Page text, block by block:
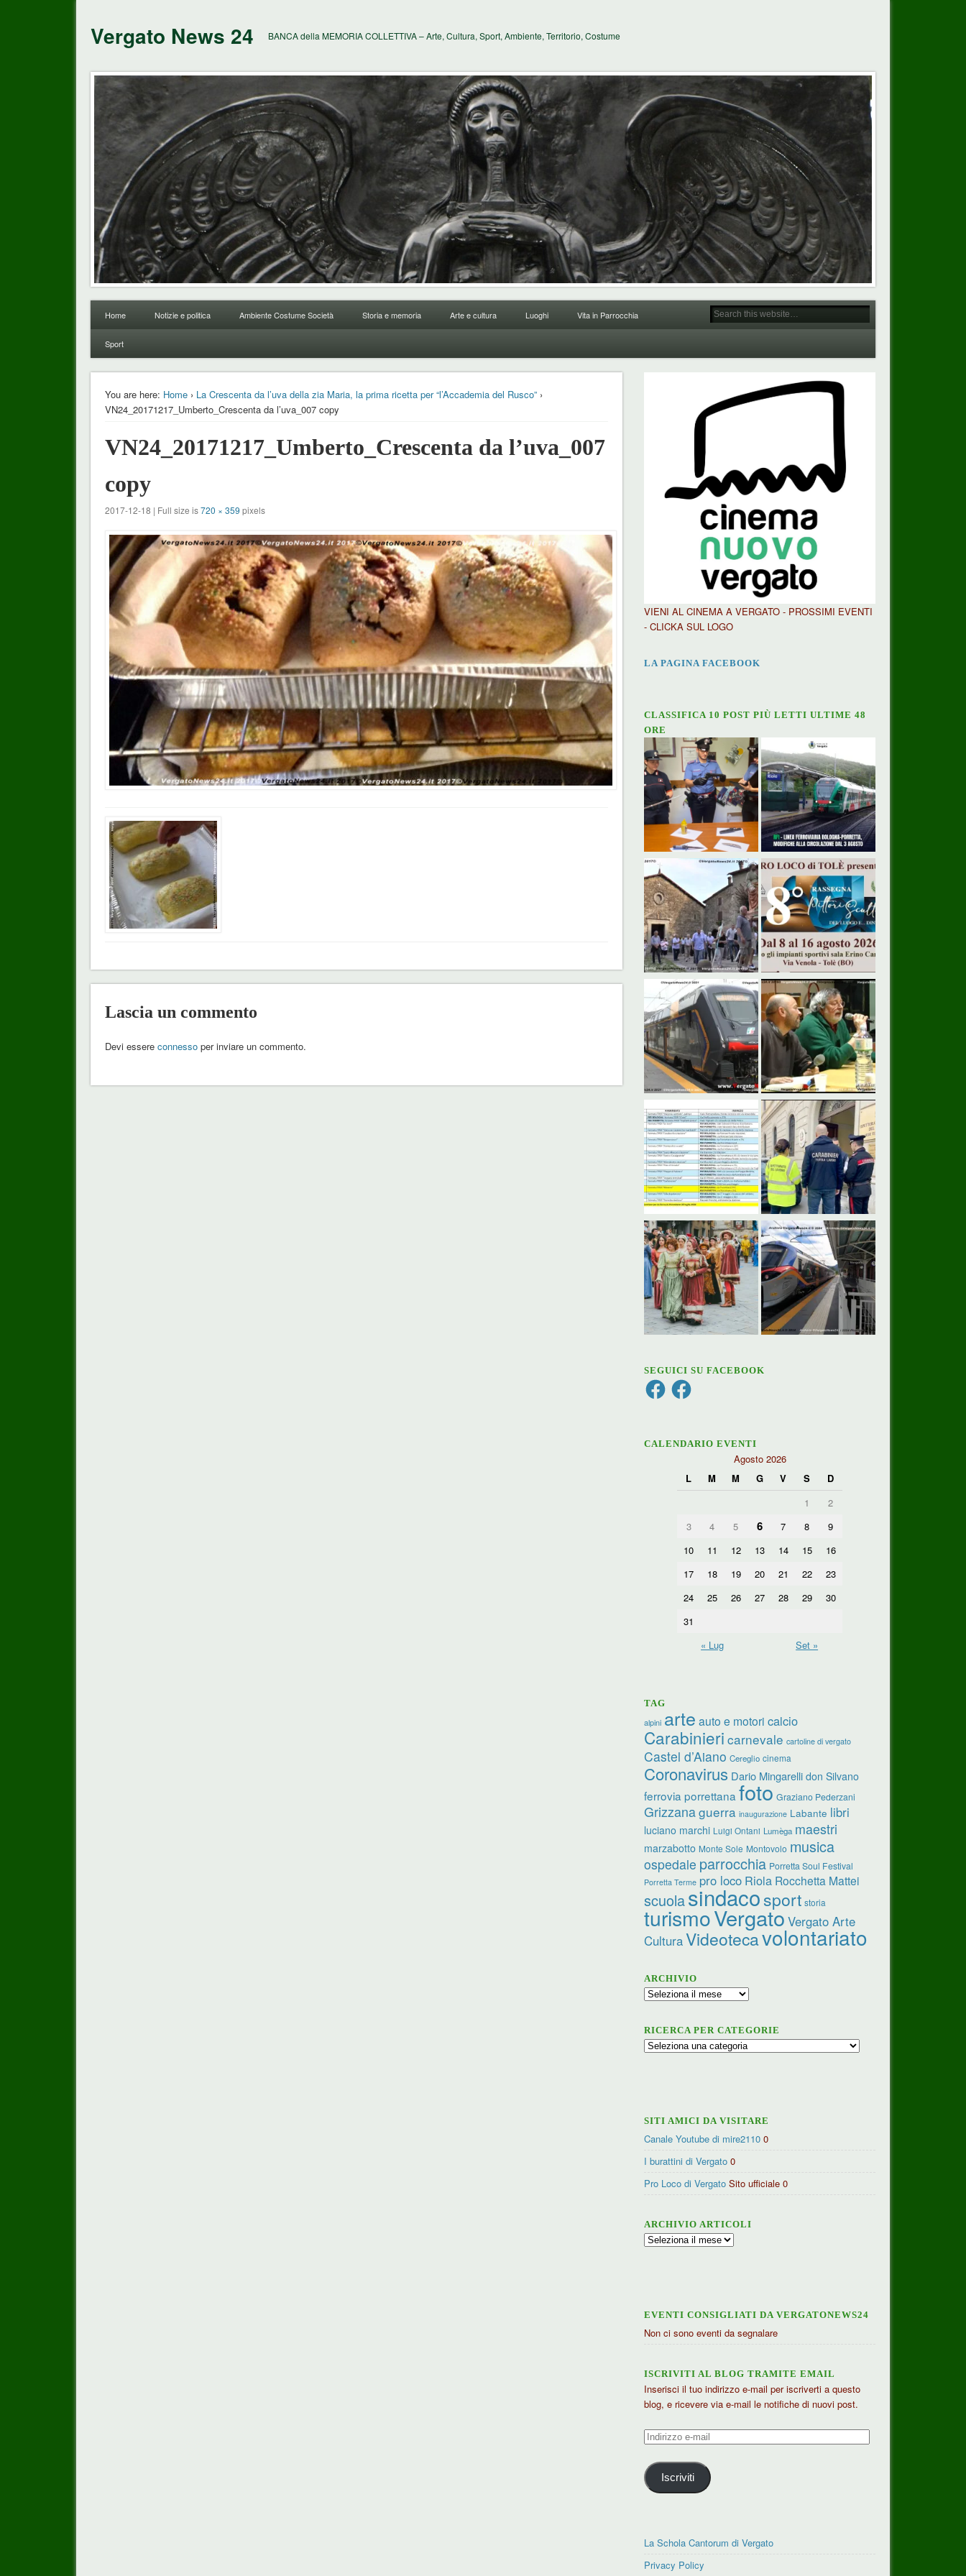
Vergato News 24 BANCA della MEMORIA COLLETTIVA – Arte, Cultura, Sport, Ambiente, Territorio, Costume
Home Notizie e politica Ambiente Costume Società Storia e memoria Arte e cultura Luoghi Vita in Parrocchia
Sport
You are here: Home› La Crescenta da l’uva della zia Maria, la prima ricetta per “l’Accademia del Rusco”›
VN24_20171217_Umberto_Crescenta da l’uva_007 copy
VN24_20171217_Umberto_Crescenta da l’uva_007
copy
2017-12-18 | Full size is720 × 359 pixels
Lascia un commento
Devi essere connessoper inviare un commento.
VIENI AL CINEMA A VERGATO - PROSSIMI EVENTI
- CLICKA SUL LOGO
LA PAGINA FACEBOOK
CLASSIFICA 10 POST PIÙ LETTI ULTIME 48
ORE
SEGUICI SU FACEBOOK
FacebookFacebook
CALENDARIO EVENTI
Agosto 2026
L
M M G V S
D
1
2
3
4 5 6 7 8
9
10
11 12 13 14 15
16
17
18 19 20 21 22
23
24
25 26 27 28 29
30
31
« Lug
Set »
TAG
alpini arte auto e motori calcio
Carabinieri carnevale cartoline di vergato
Castel d’Aiano Cereglio cinema
Coronavirus Dario Mingarelli don Silvano
ferrovia porrettana foto Graziano Pederzani
Grizzanaguerra inaugurazione Labante libri
luciano marchi Luigi Ontani Lumèga maestri
marzabotto Monte Sole Montovolo musica
ospedale parrocchia Porretta Soul Festival
Porretta Terme pro loco Riola Rocchetta Mattei
scuolasindacosport storia
turismoVergato Vergato Arte
CulturaVideotecavolontariato
ARCHIVIO
Archivio
RICERCA PER CATEGORIE
Ricerca
SITI AMICI DA VISITARE
Canale Youtube di mire2110 0
I burattini di Vergato 0
Pro Loco di Vergato Sito ufficiale 0
ARCHIVIO ARTICOLI
Archivio
EVENTI CONSIGLIATI DA VERGATONEWS24
Non ci sono eventi da segnalare
ISCRIVITI AL BLOG TRAMITE EMAIL
Inserisci il tuo indirizzo e-mail per iscriverti a questo
blog, e ricevere via e-mail le notifiche di nuovi post.
Indirizzo
mail
Iscriviti
La Schola Cantorum di Vergato
Privacy Policy